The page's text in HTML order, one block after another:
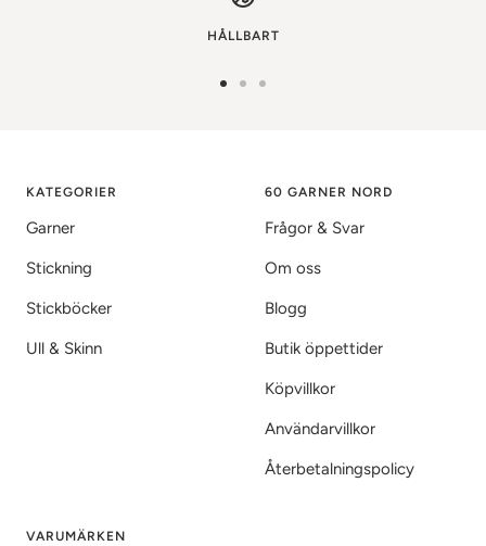
HÅLLBART
KATEGORIER
Garner
Stickning
Stickböcker
Ull & Skinn
60 GARNER NORD
Frågor & Svar
Om oss
Blogg
Butik öppettider
Köpvillkor
Användarvillkor
Återbetalningspolicy
VARUMÄRKEN